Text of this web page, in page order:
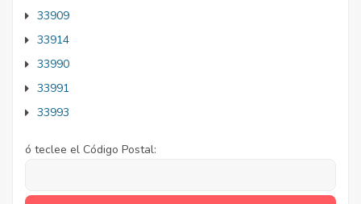
33909
33914
33990
33991
33993
ó teclee el Código Postal: